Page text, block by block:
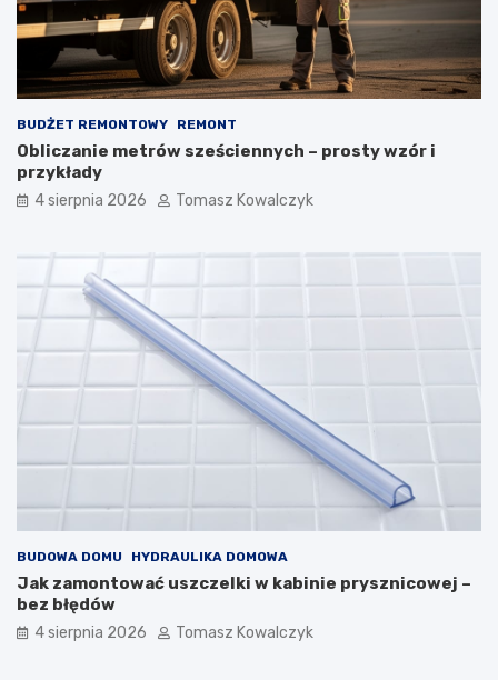
BUDŻET REMONTOWY REMONT
Obliczanie metrów sześciennych – prosty wzór i
przykłady
4 sierpnia 2026 Tomasz Kowalczyk
BUDOWA DOMU HYDRAULIKA DOMOWA
Jak zamontować uszczelki w kabinie prysznicowej –
bez błędów
4 sierpnia 2026 Tomasz Kowalczyk